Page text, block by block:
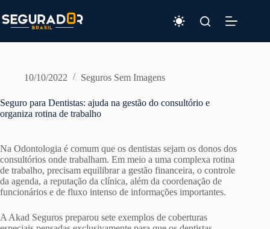
para
o
10/10/2022 Seguros Sem Imagens
Seguro para Dentistas: ajuda na gestão do consultório e
organiza rotina de trabalho
Na Odontologia é comum que os dentistas sejam os donos dos
consultórios onde trabalham. Em meio a uma complexa rotina
de trabalho, precisam equilibrar a gestão financeira, o controle
da agenda, a reputação da clínica, além da coordenação de
funcionários e de fluxo intenso de informações importantes.
A Akad Seguros preparou sete exemplos de coberturas